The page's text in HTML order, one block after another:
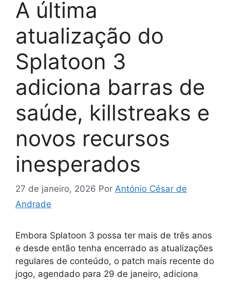
A última
atualização do
Splatoon 3
adiciona barras de
saúde, killstreaks e
novos recursos
inesperados
27 de janeiro, 2026 Por António César de
Andrade
Embora Splatoon 3 possa ter mais de três anos
e desde então tenha encerrado as atualizações
regulares de conteúdo, o patch mais recente do
jogo, agendado para 29 de janeiro, adiciona